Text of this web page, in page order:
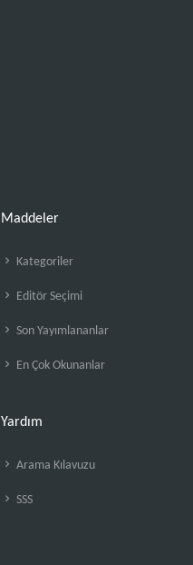
Maddeler
Kategoriler
Editör Seçimi
Son Yayımlananlar
En Çok Okunanlar
Yardım
Arama Kılavuzu
SSS